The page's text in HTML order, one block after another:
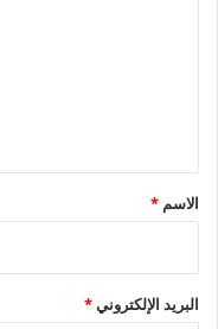
*
الاسم *
البريد الإلكتروني*